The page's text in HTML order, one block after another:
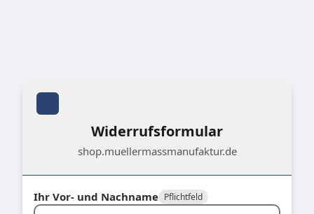
Widerrufsformular
shop.muellermassmanufaktur.de
Ihr Vor- und Nachname Pflichtfeld